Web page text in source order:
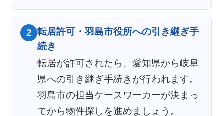
2 転居許可・羽島市役所への引き継ぎ手
続き
転居が許可されたら、愛知県から岐阜
県への引き継ぎ手続きが行われます。
羽島市の担当ケースワーカーが決まっ
てから物件探しを進めましょう。